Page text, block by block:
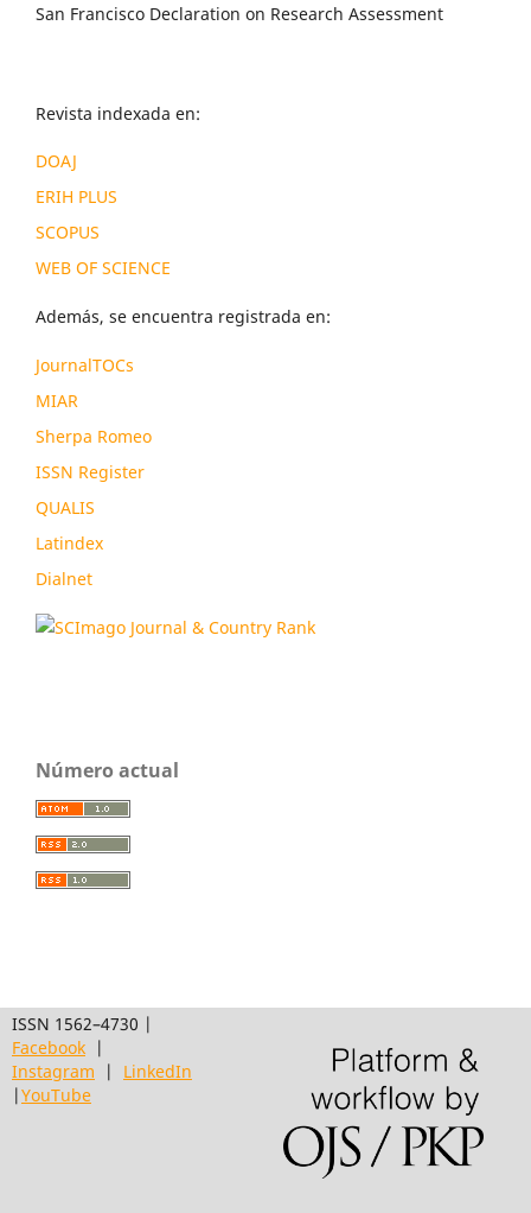
San Francisco Declaration on Research Assessment
Revista indexada en:
DOAJ
ERIH PLUS
SCOPUS
WEB OF SCIENCE
Además, se encuentra registrada en:
JournalTOCs
MIAR
Sherpa Romeo
ISSN Register
QUALIS
Latindex
Dialnet
Número actual
ISSN 1562–4730 |
Facebook|
Instagram | LinkedIn
|YouTube